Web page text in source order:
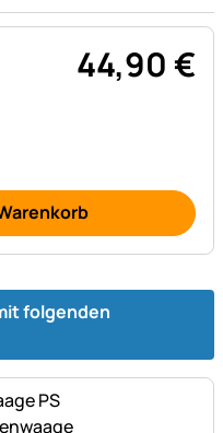
44,90€
folgenden